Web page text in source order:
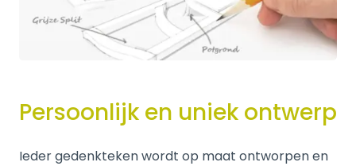
Persoonlijk en uniek ontwerp
Ieder gedenkteken wordt op maat ontworpen en